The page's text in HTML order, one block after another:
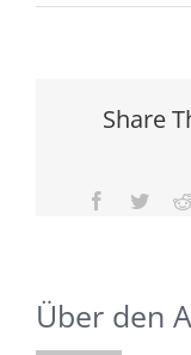
Erinnerung:
Share
Facebook
Twitter
Über den